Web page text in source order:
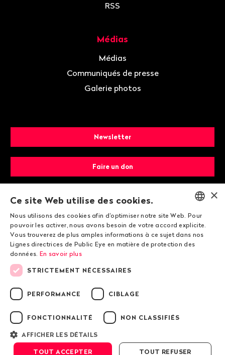
RSS
Médias
Médias
Communiqués de presse
Galerie photos
Newsletter
Faire un don
Devenir membre
© 2026 Public Eye
Mentions légales
Lignes directrices de Public Eye en matière de
protection des données
ENGLISH
DEUTSCH
×
Ce site Web utilise des cookies.
Nous utilisons des cookies afin d'optimiser notre site Web. Pour
pouvoir les activer, nous avons besoin de votre accord explicite.
Vous trouverez de plus amples informations à ce sujet dans nos
Lignes directrices de Public Eye en matière de protection des
données. En savoir plus
STRICTEMENT NÉCESSAIRES
PERFORMANCE CIBLAGE
FONCTIONNALITÉ NON CLASSIFIÉS
AFFICHER LES DÉTAILS
TOUT ACCEPTER TOUT REFUSER